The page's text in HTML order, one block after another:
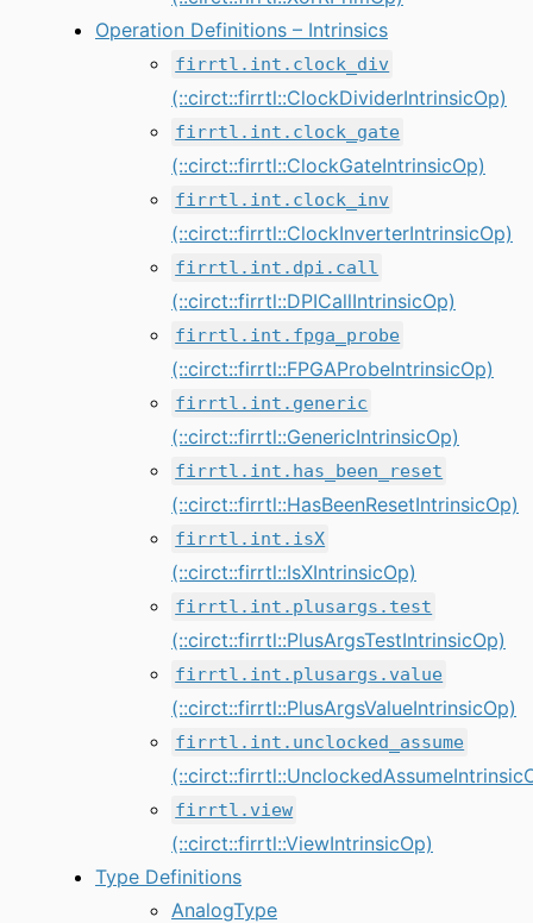
Operation Definitions – Intrinsics
firrtl.int.clock_div
(::circt::firrtl::ClockDividerIntrinsicOp)
firrtl.int.clock_gate
(::circt::firrtl::ClockGateIntrinsicOp)
firrtl.int.clock_inv
(::circt::firrtl::ClockInverterIntrinsicOp)
firrtl.int.dpi.call
(::circt::firrtl::DPICallIntrinsicOp)
firrtl.int.fpga_probe
(::circt::firrtl::FPGAProbeIntrinsicOp)
firrtl.int.generic
(::circt::firrtl::GenericIntrinsicOp)
firrtl.int.has_been_reset
(::circt::firrtl::HasBeenResetIntrinsicOp)
firrtl.int.isX
(::circt::firrtl::IsXIntrinsicOp)
firrtl.int.plusargs.test
(::circt::firrtl::PlusArgsTestIntrinsicOp)
firrtl.int.plusargs.value
(::circt::firrtl::PlusArgsValueIntrinsicOp)
firrtl.int.unclocked_assume
firrtl.view
(::circt::firrtl::ViewIntrinsicOp)
Type Definitions
AnalogType